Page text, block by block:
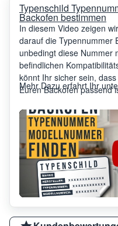
Typenschild
Backofen bestimmen
In diesem Video zeigen
darauf die Typennummer
unbedingt diese Nummer
befindlichen
könnt Ihr sicher sein,
Euren Backofen passend
Mehr Dazu erfahrt Ihr